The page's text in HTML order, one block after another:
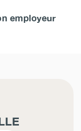
employeur